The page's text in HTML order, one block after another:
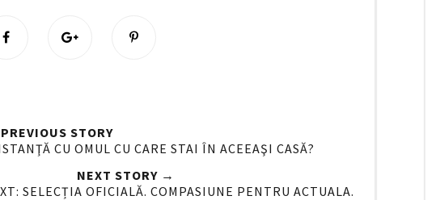
n
a
n
o
STORY
CU OMUL CU CARE STAI ÎN ACEEAŞI CASĂ?
NEXT STORY →
SELECȚIA OFICIALĂ. COMPASIUNE PENTRU ACTUALA.